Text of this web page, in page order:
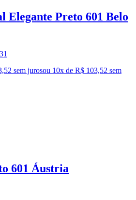
Elegante Preto 601 Belo
31
sem jurosou 10x de R$ 103,52 sem
601 Áustria